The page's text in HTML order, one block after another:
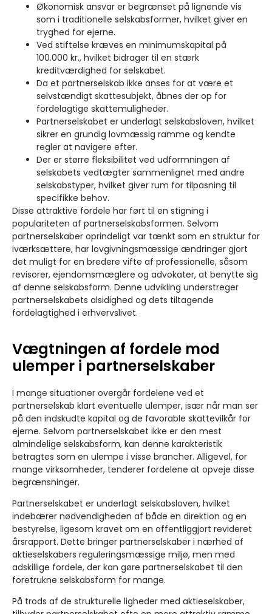
Økonomisk ansvar er begrænset på lignende vis
som i traditionelle selskabsformer, hvilket giver en
tryghed for ejerne.
Ved stiftelse kræves en minimumskapital på
100.000 kr., hvilket bidrager til en stærk
kreditværdighed for selskabet.
Da et partnerselskab ikke anses for at være et
selvstændigt skattesubjekt, åbnes der op for
fordelagtige skattemuligheder.
Partnerselskabet er underlagt selskabsloven, hvilket
sikrer en grundig lovmæssig ramme og kendte
regler at navigere efter.
Der er større fleksibilitet ved udformningen af
selskabets vedtægter sammenlignet med andre
selskabstyper, hvilket giver rum for tilpasning til
specifikke behov.
Disse attraktive fordele har ført til en stigning i
populariteten af partnerselskabsformen. Selvom
partnerselskaber oprindeligt var tænkt som en struktur for
iværksættere, har lovgivningsmæssige ændringer gjort
det muligt for en bredere vifte af professionelle, såsom
revisorer, ejendomsmæglere og advokater, at benytte sig
af denne selskabsform. Denne udvikling understreger
partnerselskabets alsidighed og dets tiltagende
fordelagtighed i erhvervslivet.
Vægtningen af fordele mod
ulemper i partnerselskaber
I mange situationer overgår fordelene ved et
partnerselskab klart eventuelle ulemper, især når man ser
på den indskudte kapital og de favorable skattevilkår for
ejerne. Selvom partnerselskabet ikke er den mest
almindelige selskabsform, kan denne karakteristik
betragtes som en ulempe i visse brancher. Alligevel, for
mange virksomheder, tenderer fordelene at opveje disse
begrænsninger.
Partnerselskabet er underlagt selskabsloven, hvilket
indebærer nødvendigheden af både en direktion og en
bestyrelse, ligesom kravet om en offentliggjort revideret
årsrapport. Dette bringer partnerselskaber i nærhed af
aktieselskabers reguleringsmæssige miljø, men med
adskillige fordele, der kan gøre partnerselskabet til den
foretrukne selskabsform for mange.
På trods af de strukturelle ligheder med aktieselskaber,